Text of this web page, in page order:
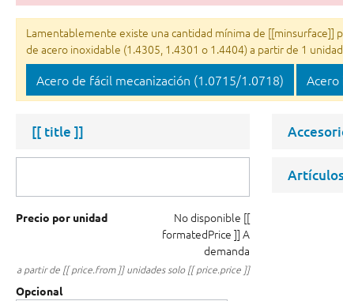
Lamentablemente existe una cantidad mínima de [[minsurface]]
de acero inoxidable (1.4305, 1.4301 o 1.4404) a partir de 1
Acero de fácil mecanización (1.0715/1.0718) Acero
[[ title ]]
Precio por unidad No disponible [[
formatedPrice ]] A
demanda
a partir de [[ price.from ]] unidades solo [[ price.price ]]
Opcional